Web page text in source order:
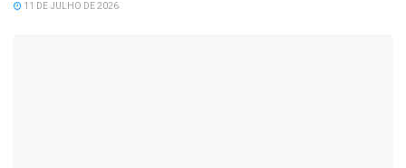
11 DE JULHO DE 2026